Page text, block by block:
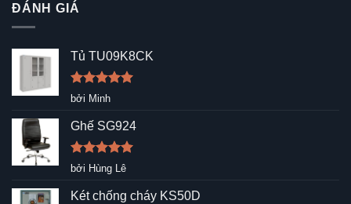
ĐÁNH GIÁ
Tủ TU09K8CK
Được xếp
sao
bởi Minh
Ghế SG924
Được xếp
5
sao
bởi Hùng Lê
Két chống cháy KS50D